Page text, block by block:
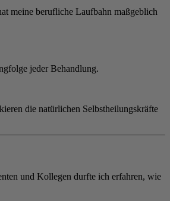
meine berufliche Laufbahn maßgeblich
jeder Behandlung.
die natürlichen Selbstheilungskräfte
und Kollegen durfte ich erfahren, wie